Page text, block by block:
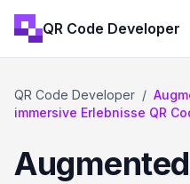
QR Code Developer
QR Code Developer /
immersive Erlebnisse QR